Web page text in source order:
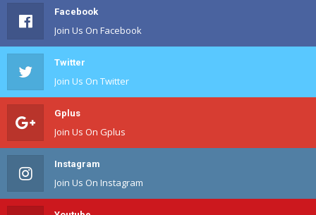
Facebook
Join Us On Facebook
Twitter
Join Us On Twitter
Gplus
Join Us On Gplus
Instagram
Join Us On Instagram